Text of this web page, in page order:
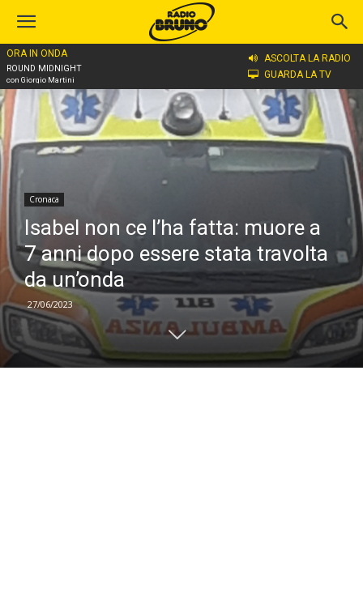
ORA IN ONDA
ROUND MIDNIGHT
con Giorgio Martini
ASCOLTA LA RADIO
GUARDA LA TV
Home
Cronaca
Isabel non ce l’ha fatta: muore a
7 anni dopo essere stata travolta
da un’onda
27/06/2023